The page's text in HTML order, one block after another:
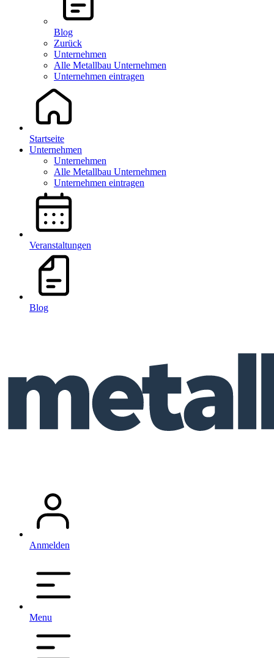
Blog
Zurück
Unternehmen
Alle Metallbau Unternehmen
Unternehmen eintragen
Startseite
Unternehmen
Unternehmen
Alle Metallbau Unternehmen
Unternehmen eintragen
Veranstaltungen
Blog
Anmelden
Menu